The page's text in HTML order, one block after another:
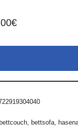
€
bettcouch, bettsofa,